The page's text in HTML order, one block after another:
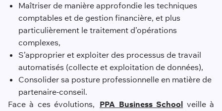
Maîtriser de manière approfondie les techniques
comptables et de gestion financière, et plus
particulièrement le traitement d’opérations
complexes,
S’approprier et exploiter des processus de travail
automatisés (collecte et exploitation de données),
Consolider sa posture professionnelle en matière de
partenaire-conseil.
Face à ces évolutions, PPA Business School veille à